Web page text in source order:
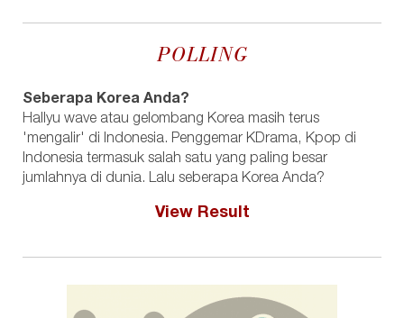
POLLING
Seberapa Korea Anda?
Hallyu wave atau gelombang Korea masih terus
'mengalir' di Indonesia. Penggemar KDrama, Kpop di
Indonesia termasuk salah satu yang paling besar
jumlahnya di dunia. Lalu seberapa Korea Anda?
View Result